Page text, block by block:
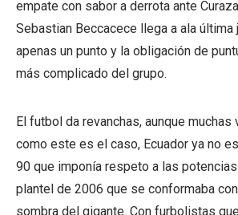
empate con sabor a derrota ante
Sebastian Beccacece llega a ala última
apenas un punto y la obligación de
más complicado del grupo.
El futbol da revanchas, aunque muchas
como este es el caso, Ecuador ya no
90 que imponía respeto a las
plantel de 2006 que se conformaba
sombra del gigante. Con furbolistas